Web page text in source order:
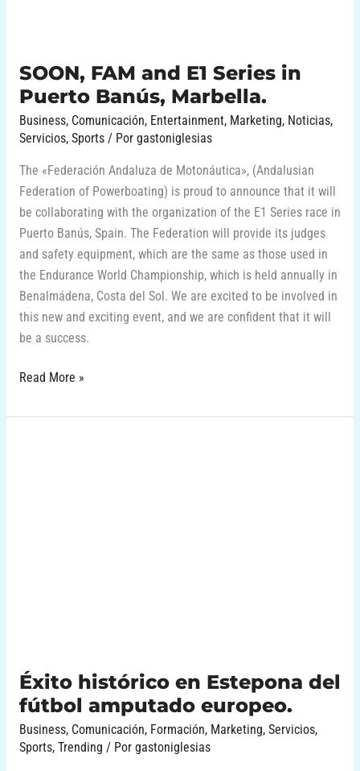
SOON, FAM and E1 Series in
Puerto Banús, Marbella.
Business, Comunicación, Entertainment, Marketing, Noticias,
Servicios, Sports/ Por gastoniglesias
The «Federación Andaluza de Motonáutica», (Andalusian
Federation of Powerboating) is proud to announce that it will
be collaborating with the organization of the E1 Series race in
Puerto Banús, Spain. The Federation will provide its judges
and safety equipment, which are the same as those used in
the Endurance World Championship, which is held annually in
Benalmádena, Costa del Sol. We are excited to be involved in
this new and exciting event, and we are confident that it will
be a success.
Banús,
Marbella.
Read More »
Éxito histórico en Estepona del
fútbol amputado europeo.
Business, Comunicación, Formación, Marketing, Servicios,
Sports, Trending / Por gastoniglesias